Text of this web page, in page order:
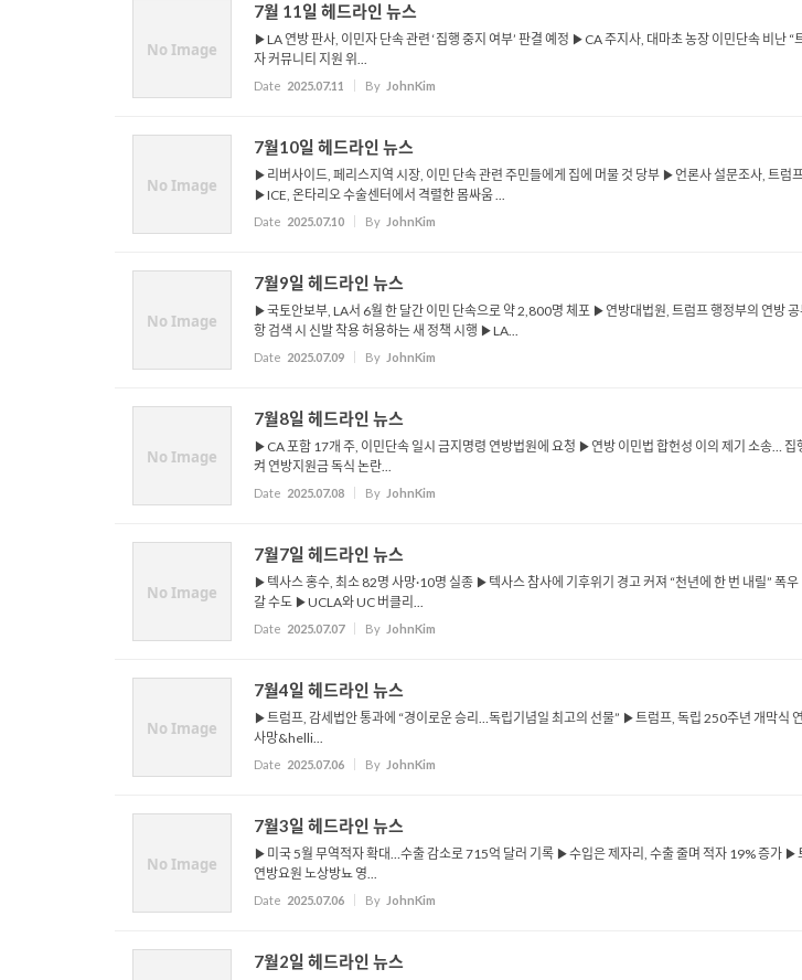
No Image
7월 11일 헤드라인 뉴스
▶LA 연방 판사, 이민자 단속 관련 ‘집행 중지 여부’ 판결 예정 ▶CA 주지사, 대마초 농장 이민단속 비
자 커뮤니티 지원 위...
Date 2025.07.11 By JohnKim
No Image
7월10일 헤드라인 뉴스
▶리버사이드, 페리스지역 시장, 이민 단속 관련 주민들에게 집에 머물 것 당부 ▶언론사 설문조사, 트
▶ICE, 온타리오 수술센터에서 격렬한 몸싸움 ...
Date 2025.07.10 By JohnKim
No Image
7월9일 헤드라인 뉴스
▶국토안보부, LA서 6월 한 달간 이민 단속으로 약 2,800명 체포 ▶연방대법원, 트럼프 행정부의 연방
항 검색 시 신발 착용 허용하는 새 정책 시행 ▶LA...
Date 2025.07.09 By JohnKim
No Image
7월8일 헤드라인 뉴스
▶CA 포함 17개 주, 이민단속 일시 금지명령 연방법원에 요청 ▶연방 이민법 합헌성 이의 제기 소송…
켜 연방지원금 독식 논란...
Date 2025.07.08 By JohnKim
No Image
7월7일 헤드라인 뉴스
▶텍사스 홍수, 최소 82명 사망·10명 실종 ▶텍사스 참사에 기후위기 경고 커져 “천년에 한 번 내릴”
갈 수도 ▶UCLA와 UC 버클리...
Date 2025.07.07 By JohnKim
No Image
7월4일 헤드라인 뉴스
▶트럼프, 감세법안 통과에 “경이로운 승리…독립기념일 최고의 선물” ▶트럼프, 독립 250주년 개막식
사망&helli...
Date 2025.07.06 By JohnKim
No Image
7월3일 헤드라인 뉴스
▶미국 5월 무역적자 확대…수출 감소로 715억 달러 기록 ▶수입은 제자리, 수출 줄며 적자 19% 증가
연방요원 노상방뇨 영...
Date 2025.07.06 By JohnKim
7월2일 헤드라인 뉴스